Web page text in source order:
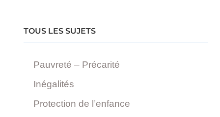
TOUS LES SUJETS
Pauvreté – Précarité
Inégalités
Protection de l’enfance